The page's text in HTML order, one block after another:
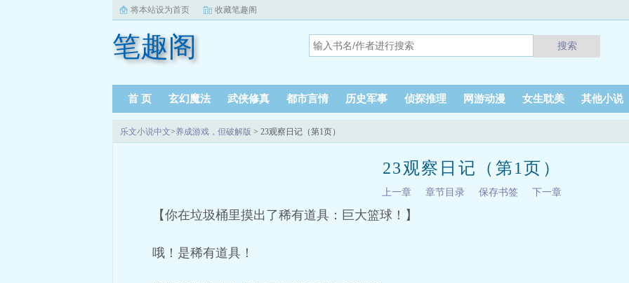
将本站设为首页 收藏笔趣阁
笔趣阁 搜索
首 页 玄幻魔法 武侠修真 都市言情 历史军事 侦探推理 网游动漫 女生耽美 其他小说
乐文小说中文>养成游戏，但破解版 > 23观察日记（第1页）
23观察日记（第1页）
上一章 章节目录 保存书签 下一章
【你在垃圾桶里摸出了稀有道具：巨大篮球！】
哦！是稀有道具！